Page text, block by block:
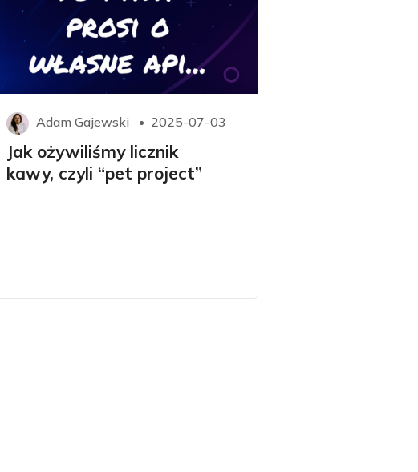
Adam Gajewski 2025-07-03
Jak ożywiliśmy licznik
kawy, czyli “pet project”